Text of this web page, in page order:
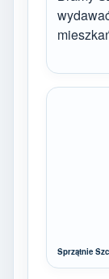
Sprzątnie